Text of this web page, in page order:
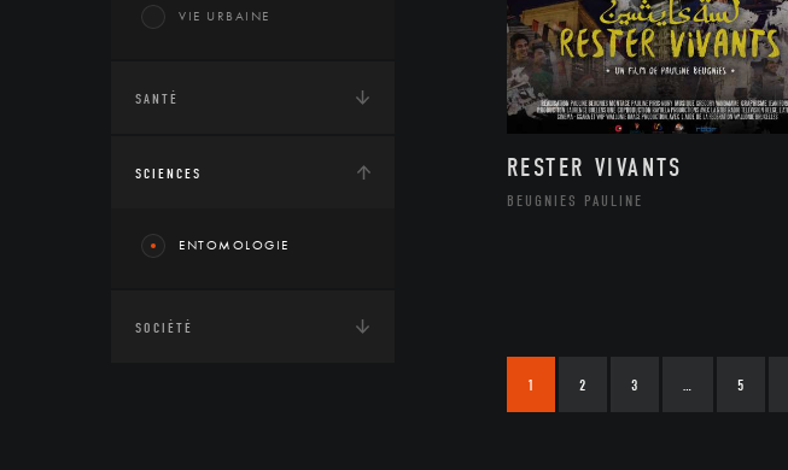
VIE URBAINE
SANTÉ
SCIENCES
ENTOMOLOGIE
SOCIÉTÉ
RESTER VIVANTS
BEUGNIES PAULINE
1 2 3 … 5